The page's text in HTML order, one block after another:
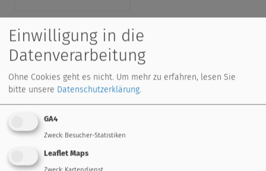
Downloads
Katalog, Datanorm, Anleitungen, ...
weiter
Einwilligung in die
Datenverarbeitung
Ohne Cookies geht es nicht. Um mehr zu erfahren, lesen Sie
bitte unsere Datenschutzerklärung.
GA4
Zweck: Besucher-Statistiken
Leaflet Maps